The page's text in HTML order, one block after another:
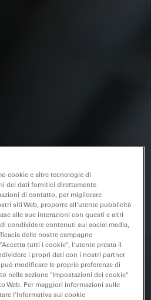
cookie e altre tecnologie di
dei dati fornitici direttamente
di contatto, per migliorare
siti Web, proporre all'utente pubblicità
alle sue interazioni con questi e altri
condividere contenuti sui social media,
delle nostre campagne
tutti i cookie", l'utente presta il
i propri dati con i nostri partner
modificare le proprie preferenze di
nella sezione "Impostazioni dei cookie"
Web. Per maggiori informazioni sulle
l'Informativa sui cookie